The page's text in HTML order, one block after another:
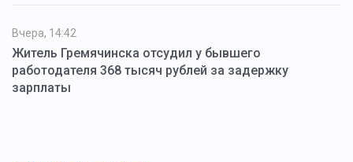
Вчера, 14:42
Житель Гремячинска отсудил у бывшего
работодателя 368 тысяч рублей за задержку
зарплаты